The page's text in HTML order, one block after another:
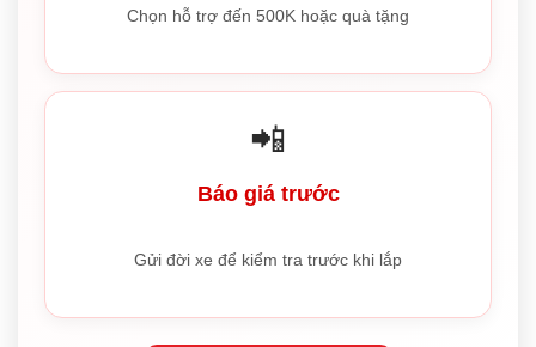
Chọn hỗ trợ đến 500K hoặc quà tặng
📲
Báo giá trước
Gửi đời xe để kiểm tra trước khi lắp